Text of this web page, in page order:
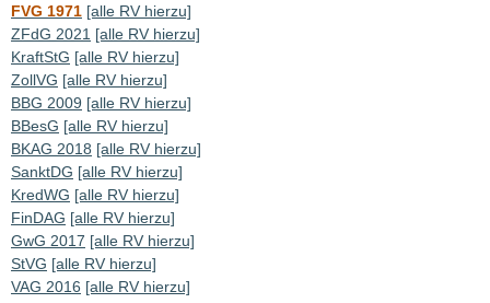
FVG 1971 [alle RV hierzu]
ZFdG 2021 [alle RV hierzu]
KraftStG [alle RV hierzu]
ZollVG [alle RV hierzu]
BBG 2009 [alle RV hierzu]
BBesG [alle RV hierzu]
BKAG 2018 [alle RV hierzu]
SanktDG [alle RV hierzu]
KredWG [alle RV hierzu]
FinDAG [alle RV hierzu]
GwG 2017 [alle RV hierzu]
StVG [alle RV hierzu]
VAG 2016 [alle RV hierzu]